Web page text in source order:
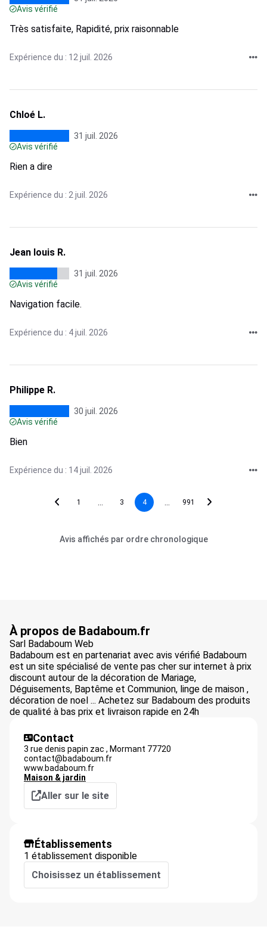
Avis vérifié
Très satisfaite, Rapidité, prix raisonnable
Expérience du : 12 juil. 2026
Chloé L.
31 juil. 2026
Avis vérifié
Rien a dire
Expérience du : 2 juil. 2026
Jean louis R.
31 juil. 2026
Avis vérifié
Navigation facile.
Expérience du : 4 juil. 2026
Philippe R.
30 juil. 2026
Avis vérifié
Bien
Expérience du : 14 juil. 2026
1 3 4 991
Avis affichés par ordre chronologique
À propos de Badaboum.fr
Sarl Badaboum Web
Badaboum est en partenariat avec avis vérifié Badaboum
est un site spécialisé de vente pas cher sur internet à prix
discount autour de la décoration de Mariage,
Déguisements, Baptême et Communion, linge de maison ,
décoration de noel ... Achetez sur Badaboum des produits
de qualité à bas prix et livraison rapide en 24h
Contact
3 rue denis papin zac , Mormant 77720
contact@badaboum.fr
www.badaboum.fr
Maison & jardin
Aller sur le site
Établissements
1 établissement disponible
Choisissez un établissement